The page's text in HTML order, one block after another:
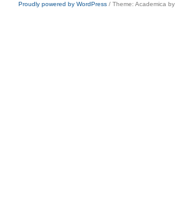
Proudly powered by WordPress / Theme: Academica by